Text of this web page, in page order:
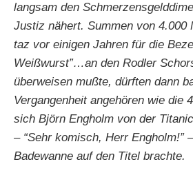
langsam den
Justiz nähert. Summen von 4.000
taz vor einigen Jahren für die
Weißwurst”…an den Rodler
überweisen mußte, dürften dann
Vergangenheit angehören wie die
sich Björn Engholm von der
– “Sehr komisch, Herr Engholm!”
Badewanne auf den Titel brachte.